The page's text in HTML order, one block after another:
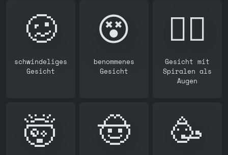
🥴
schwindeliges
Gesicht
😵
benommenes
Gesicht
😵‍💫
Gesicht mit
Spiralen als
Augen
🤯 🤠 🥳